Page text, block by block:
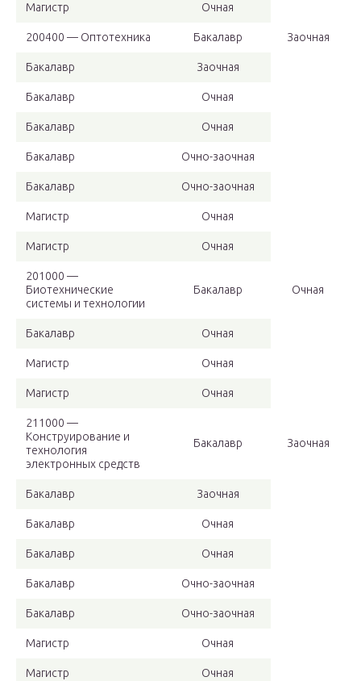
Магистр Очная
200400 — Оптотехника Бакалавр Заочная
Бакалавр Заочная
Бакалавр Очная
Бакалавр Очная
Бакалавр Очно-заочная
Бакалавр Очно-заочная
Магистр Очная
Магистр Очная
201000 —
Биотехнические
системы и технологии
Бакалавр Очная
Бакалавр Очная
Магистр Очная
Магистр Очная
211000 —
Конструирование и
технология
электронных средств
Бакалавр Заочная
Бакалавр Заочная
Бакалавр Очная
Бакалавр Очная
Бакалавр Очно-заочная
Бакалавр Очно-заочная
Магистр Очная
Магистр Очная